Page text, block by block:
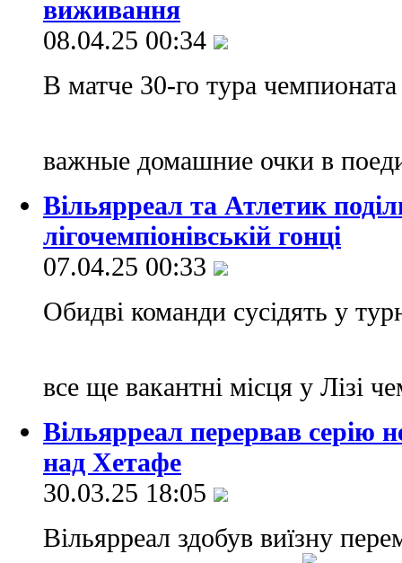
виживання
08.04.25 00:34
В матче 30-го тура
важные домашние очки в
Вільярреал та Атлетик
лігочемпіонівській гонці
07.04.25 00:33
Обидві команди сусідять у
все ще вакантні місця у Лізі
Вільярреал перервав серію
над Хетафе
30.03.25 18:05
Вільярреал здобув виїзну